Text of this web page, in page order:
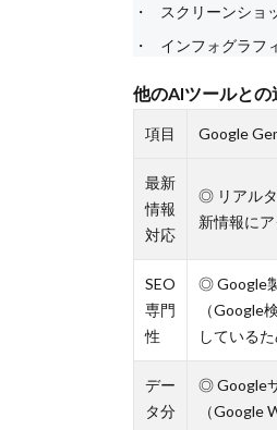
スクリーンショ
インフォグラフ
他のAIツールとの
項目 Google
最新
情報
対応
◎ リアル
新情報にア
SEO
専門
性
◎ Google
（Google
している
デー
タ分
◎ Google
（Google